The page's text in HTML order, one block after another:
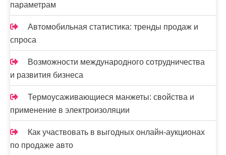
параметрам
Автомобильная статистика: тренды продаж и
спроса
Возможности международного сотрудничества
и развития бизнеса
Термоусаживающиеся манжеты: свойства и
применение в электроизоляции
Как участвовать в выгодных онлайн-аукционах
по продаже авто